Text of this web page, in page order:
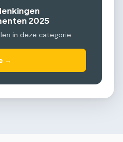
2025
in deze categorie.
→